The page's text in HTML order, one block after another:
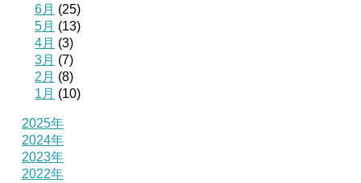
6月 (25)
5月 (13)
4月 (3)
3月 (7)
2月 (8)
1月 (10)
2025年
2024年
2023年
2022年